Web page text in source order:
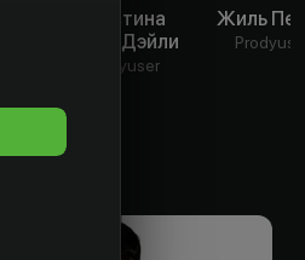
Кристина
О’Ши-Дэйли
Prodyuser
Жиль